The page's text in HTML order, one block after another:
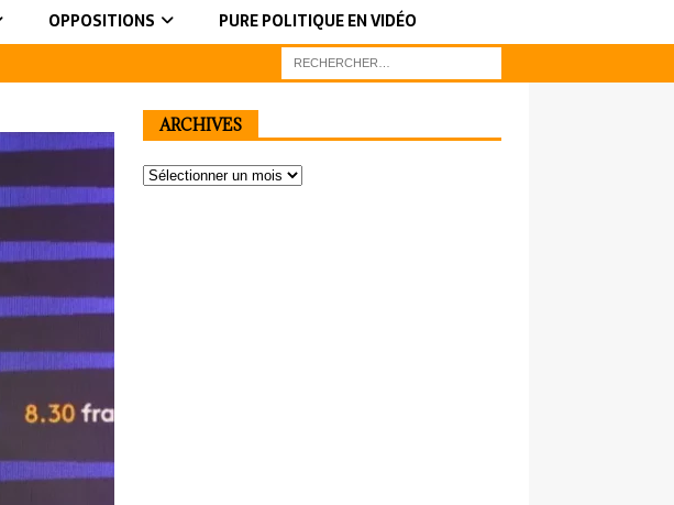
OPPOSITIONS PURE POLITIQUE EN VIDÉO
ARCHIVES